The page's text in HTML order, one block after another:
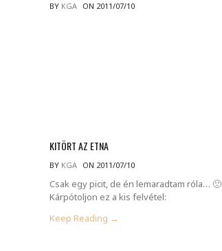
BY KGA ON 2011/07/10
KITÖRT AZ ETNA
BY KGA ON 2011/07/10
Csak egy picit, de én lemaradtam róla… 🙁
Kárpótoljon ez a kis felvétel:
Keep Reading →